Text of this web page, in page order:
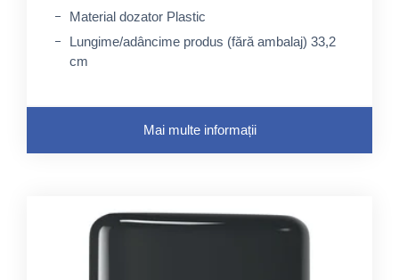
Material dozator Plastic
Lungime/adâncime produs (fără ambalaj) 33,2
cm
Mai multe informații